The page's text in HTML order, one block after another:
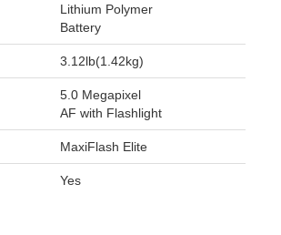
Lithium Polymer
Battery
3.12lb(1.42kg)
5.0 Megapixel
AF with Flashlight
MaxiFlash Elite
Yes